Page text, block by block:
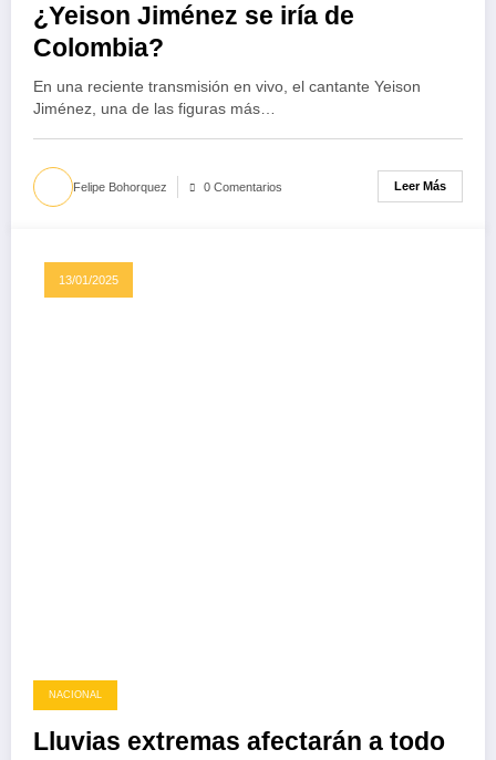
¿Yeison Jiménez se iría de
Colombia?
En una reciente transmisión en vivo, el cantante Yeison
Jiménez, una de las figuras más…
Felipe Bohorquez 0 Comentarios Leer Más
13/01/2025
NACIONAL
Lluvias extremas afectarán a todo